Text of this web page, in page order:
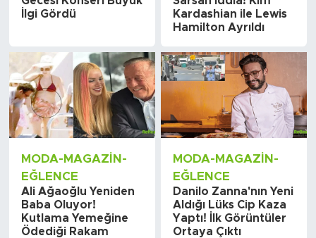
İlgi Gördü
Kardashian ile Lewis
Hamilton Ayrıldı
MODA-MAGAZIN-
EĞLENCE
Ali Ağaoğlu Yeniden
Baba Oluyor!
Kutlama Yemeğine
Ödediği Rakam
MODA-MAGAZIN-
EĞLENCE
Danilo Zanna'nın Yeni
Aldığı Lüks Cip Kaza
Yaptı! İlk Görüntüler
Ortaya Çıktı